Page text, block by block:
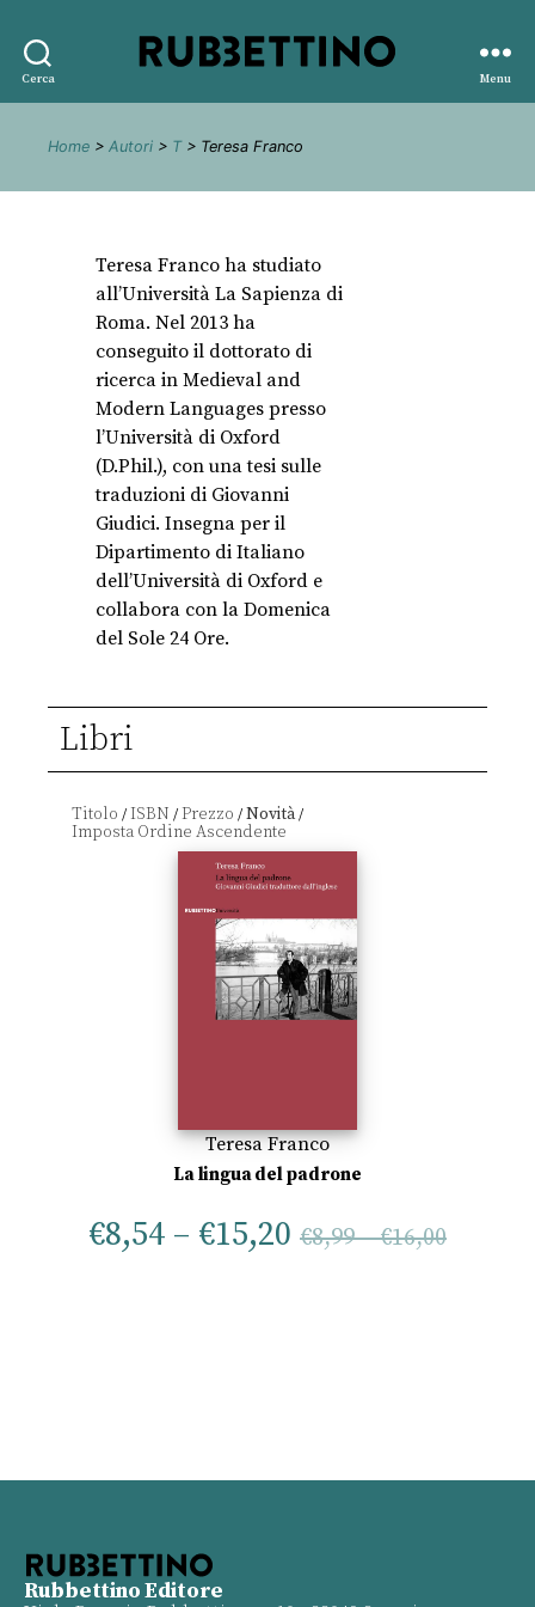
Cerca
editore
Menu
Home > Autori > T> Teresa Franco
Teresa Franco ha studiato
all’Università La Sapienza di
Roma. Nel 2013 ha
conseguito il dottorato di
ricerca in Medieval and
Modern Languages presso
l’Università di Oxford
(D.Phil.), con una tesi sulle
traduzioni di Giovanni
Giudici. Insegna per il
Dipartimento di Italiano
dell’Università di Oxford e
collabora con la Domenica
del Sole 24 Ore.
Libri
Titolo /ISBN /Prezzo /Novità/
Teresa Franco
La lingua del padrone
€8,54 – €15,20 €8,99–€16,00
Rubbettino Editore